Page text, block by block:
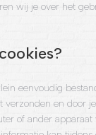
wij je over het
eenvoudig
verzonden en door
of ander